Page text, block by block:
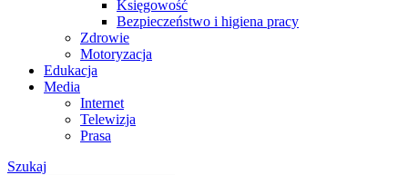
Księgowość
Bezpieczeństwo i higiena pracy
Zdrowie
Motoryzacja
Edukacja
Media
Internet
Telewizja
Prasa
Szukaj